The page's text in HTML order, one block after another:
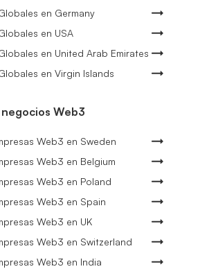
en Germany
en USA
en United Arab Emirates
en Virgin Islands
Web3
Web3 en Sweden
Web3 en Belgium
Web3 en Poland
Web3 en Spain
Web3 en UK
Web3 en Switzerland
Web3 en India